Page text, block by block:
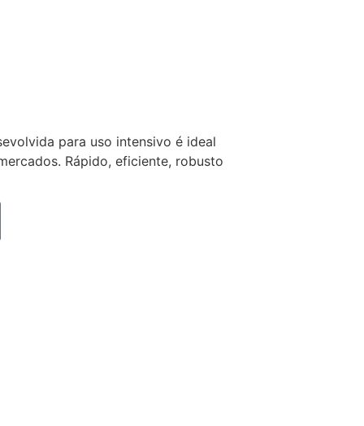
para uso intensivo é ideal
Rápido, eficiente, robusto